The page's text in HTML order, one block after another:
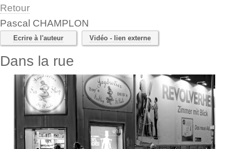
Retour
Pascal CHAMPLON
Ecrire à l'auteur Vidéo - lien externe
Dans la rue